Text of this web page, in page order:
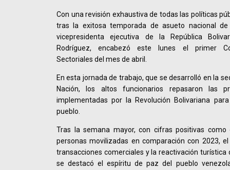
Con una revisión exhaustiva de todas las políticas
tras la exitosa temporada de asueto nacional
vicepresidenta ejecutiva de la República
Rodríguez, encabezó este lunes el primer
Sectoriales del mes de abril.
En esta jornada de trabajo, que se desarrolló en la
Nación, los altos funcionarios repasaron las
implementadas por la Revolución Bolivariana
pueblo.
Tras la semana mayor, con cifras positivas
personas movilizadas en comparación con 2023,
transacciones comerciales y la reactivación turística
se destacó el espíritu de paz del pueblo